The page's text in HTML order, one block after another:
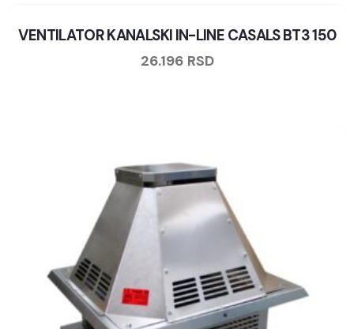
VENTILATOR KANALSKI IN-LINE CASALS BT3 150
26.196 RSD